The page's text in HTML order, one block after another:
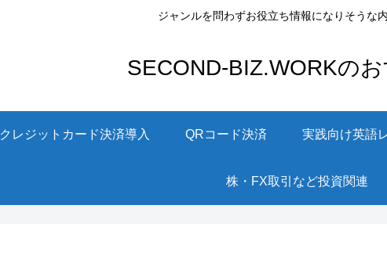
ジャンルを問わずお役立ち情報になりそうな
SECOND-BIZ.WORKの
クレジットカード決済導入 QRコード決済 実践向け英語
株・FX取引など投資関連